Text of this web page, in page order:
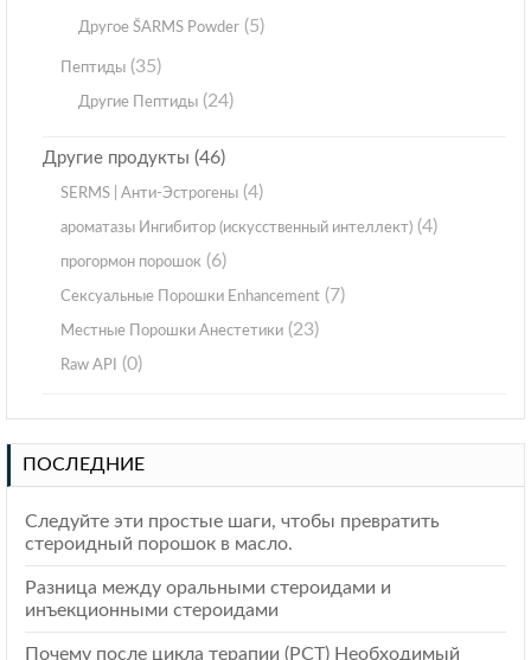
Другое ŠARMS Powder (5)
Пептиды (35)
Другие Пептиды (24)
Другие продукты (46)
SERMS | Анти-Эстрогены (4)
ароматазы Ингибитор (искусственный интеллект) (4)
прогормон порошок (6)
Сексуальные Порошки Enhancement (7)
Местные Порошки Анестетики (23)
Raw API (0)
ПОСЛЕДНИЕ
Следуйте эти простые шаги, чтобы превратить
стероидный порошок в масло.
Разница между оральными стероидами и
инъекционными стероидами
Почему после цикла терапии (РСТ) Необходимый